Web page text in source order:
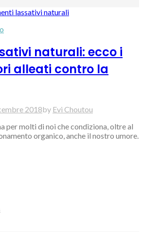
naturali: ecco i
alleati contro la
2018by Evi Choutou
per molti di noi che condiziona, oltre al
organico, anche il nostro umore.